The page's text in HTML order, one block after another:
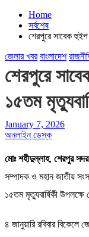
Home
সর্বশেষ
শেরপুরে সাবেক
জেলার খবর বাংলাদেশ
শেরপুরে
১৫তম
January 7, 2026
অনলাইন ডেস্ক
মোঃ শহীদুল্লাহ, শেরপুর সদর
সম্পাদক ও মহান জাতীয়
১৫তম মৃত্যুবার্ষিকী উপলক্ষে
৪ জানুয়ারি রবিবার